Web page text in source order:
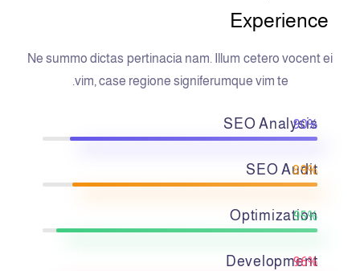
Experience
Ne summo dictas pertinacia nam. Illum cetero vocent ei
vim, case regione signiferumque vim te.
SEO Analysis
90%
SEO Audit
89%
Optimization
95%
Development
96%